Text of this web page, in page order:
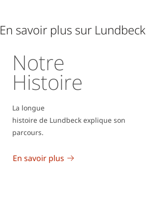
En savoir plus sur Lundbeck
Notre
Histoire
La longue
histoire de Lundbeck explique son
parcours.
En savoir plus